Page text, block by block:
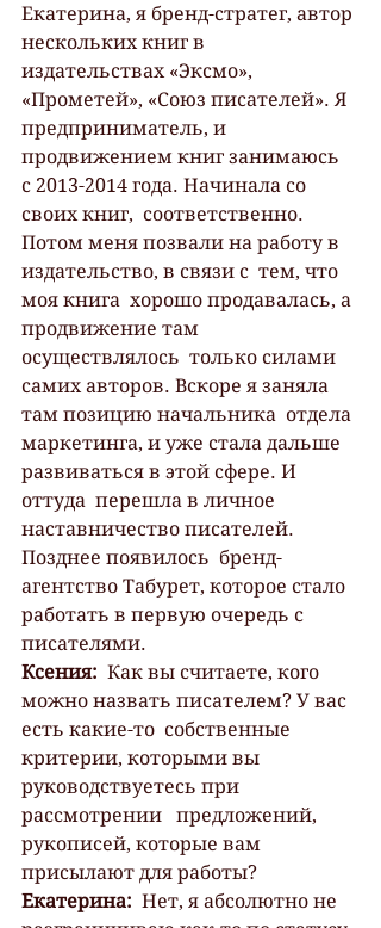
Екатерина, я бренд-стратег, автор
нескольких книг в
издательствах «Эксмо»,
«Прометей», «Союз писателей». Я
предприниматель, и
продвижением книг занимаюсь
с 2013-2014 года. Начинала со
своих книг,  соответственно.
Потом меня позвали на работу в
издательство, в связи с  тем, что
моя книга  хорошо продавалась, а
продвижение там
осуществлялось  только силами
самих авторов. Вскоре я заняла
там позицию начальника  отдела
маркетинга, и уже стала дальше
развиваться в этой сфере. И
оттуда  перешла в личное
наставничество писателей.
Позднее появилось  бренд-
агентство Табурет, которое стало
работать в первую очередь с
писателями.
Ксения:
  Как вы считаете, кого
можно назвать писателем? У вас
есть какие-то  собственные
критерии, которыми вы
руководствуетесь при
рассмотрении   предложений,
рукописей, которые вам
присылают для работы?
Екатерина:
  Нет, я абсолютно не